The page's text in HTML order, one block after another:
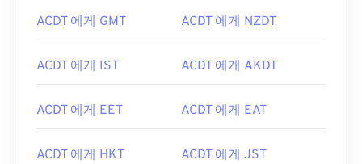
ACDT 에게 GMT ACDT 에게 NZDT
ACDT 에게 IST ACDT 에게 AKDT
ACDT 에게 EET ACDT 에게 EAT
ACDT 에게 HKT ACDT 에게 JST